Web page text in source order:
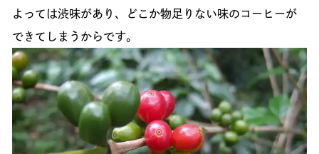
よっては渋味があり、どこか物足りない味のコーヒーが
できてしまうからです。